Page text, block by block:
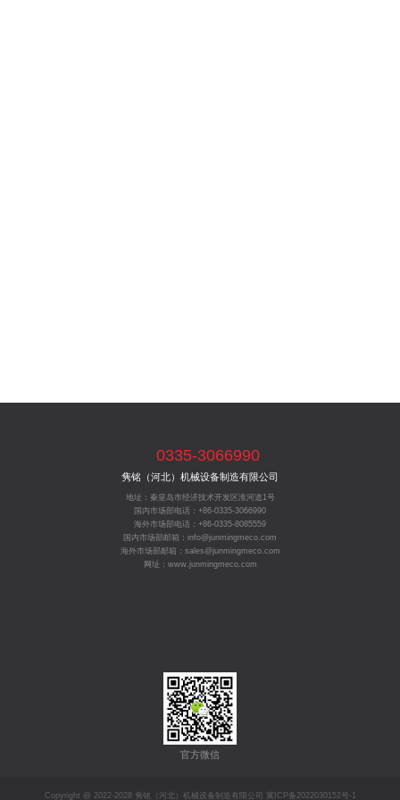
0335-3066990
隽铭（河北）机械设备制造有限公司
地址：秦皇岛市经济技术开发区淮河道1号
国内市场部电话：+86-0335-3066990
海外市场部电话：+86-0335-8085559
国内市场部邮箱：info@junmingmeco.com
海外市场部邮箱：sales@junmingmeco.com
网址：www.junmingmeco.com
官方微信
Copyright @ 2022-2028 隽铭（河北）机械设备制造有限公司 冀ICP备2022030152号-1